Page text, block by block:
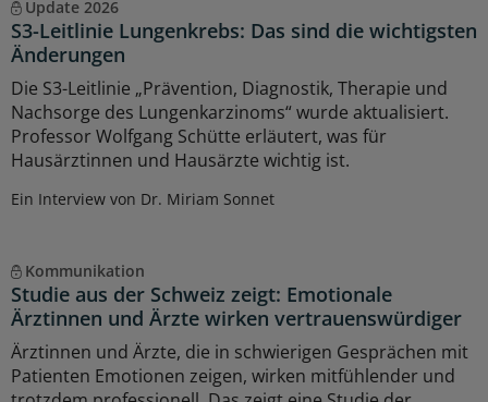
Update 2026
S3-Leitlinie Lungenkrebs: Das sind die wichtigsten
Änderungen
Die S3-Leitlinie „Prävention, Diagnostik, Therapie und
Nachsorge des Lungenkarzinoms“ wurde aktualisiert.
Professor Wolfgang Schütte erläutert, was für
Hausärztinnen und Hausärzte wichtig ist.
Ein Interview von Dr. Miriam Sonnet
Kommunikation
Studie aus der Schweiz zeigt: Emotionale
Ärztinnen und Ärzte wirken vertrauenswürdiger
Ärztinnen und Ärzte, die in schwierigen Gesprächen mit
Patienten Emotionen zeigen, wirken mitfühlender und